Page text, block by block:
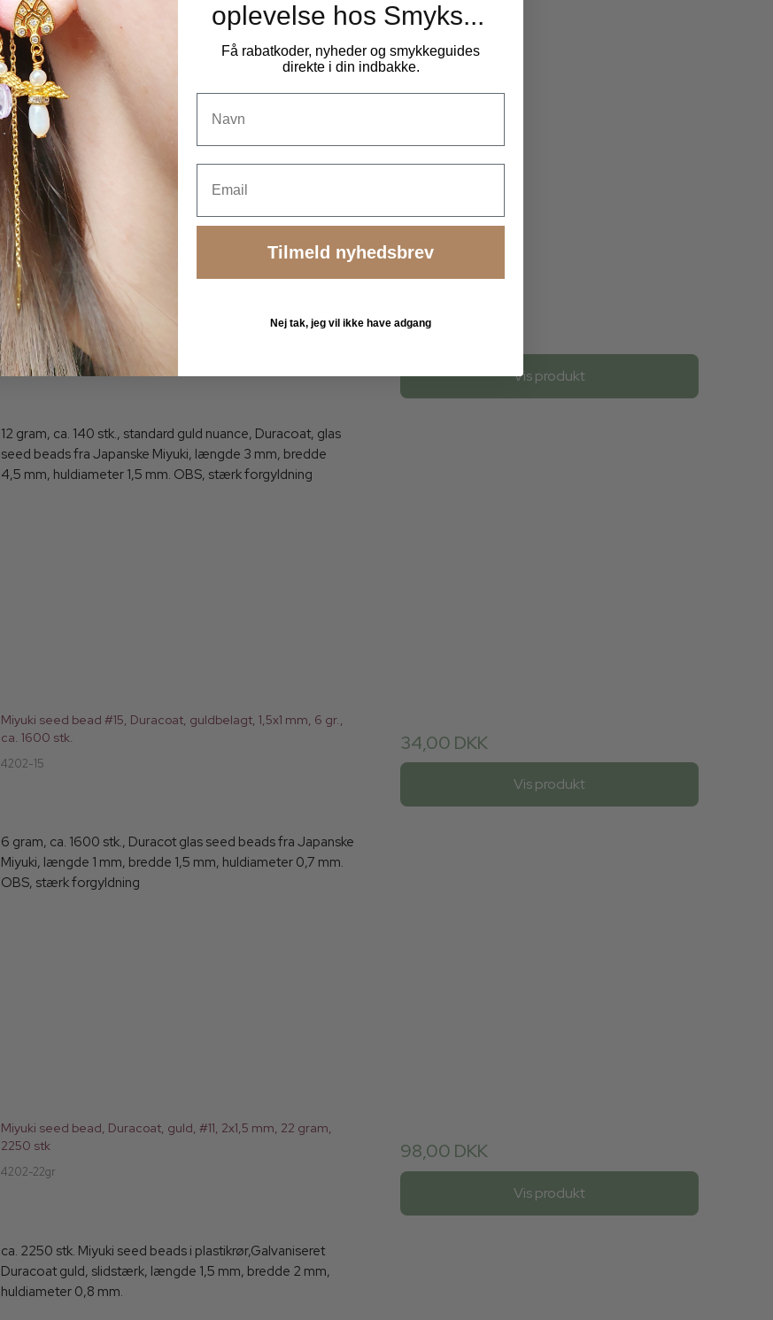
12 gram, ca. 480 stk., standard guldnuance, Duracot glas
seed beads fra Japanske Miyuki, længde 1,8 mm, bredde
3 mm, huldiameter 1 mm. OBS, stærk forgyldning
Miyuki seed bead #6, Duracoat, gylden, 4,5x3 mm, ca. 140
stk. 12g, høj slidstyrke
4202-6
12 gram, ca. 140 stk., standard guld nuance, Duracoat, glas
seed beads fra Japanske Miyuki, længde 3 mm, bredde
4,5 mm, huldiameter 1,5 mm. OBS, stærk forgyldning
39,00 DKK
Vis produkt
Miyuki seed bead #15, Duracoat, guldbelagt, 1,5x1 mm, 6 gr.,
ca. 1600 stk.
4202-15
6 gram, ca. 1600 stk., Duracot glas seed beads fra Japanske
Miyuki, længde 1 mm, bredde 1,5 mm, huldiameter 0,7 mm.
OBS, stærk forgyldning
34,00 DKK
Vis produkt
Miyuki seed bead, Duracoat, guld, #11, 2x1,5 mm, 22 gram,
2250 stk
4202-22gr
ca. 2250 stk. Miyuki seed beads i plastikrør,Galvaniseret
Duracoat guld, slidstærk, længde 1,5 mm, bredde 2 mm,
huldiameter 0,8 mm.
98,00 DKK
Vis produkt
oplevelse hos Smyks...
Få rabatkoder, nyheder og smykkeguides
direkte i din indbakke.
Tilmeld nyhedsbrev
Nej tak, jeg vil ikke have adgang